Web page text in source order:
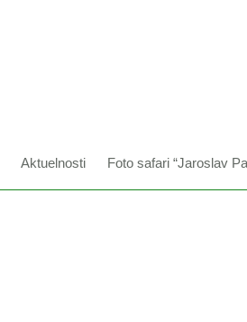
Aktuelnosti Foto safari “Jaroslav